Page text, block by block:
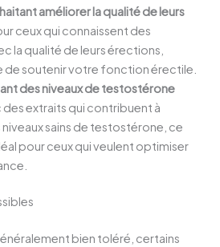
améliorer la qualité de leurs
ceux qui connaissent des
la qualité de leurs érections,
soutenir votre fonction érectile.
des niveaux de testostérone
des extraits qui contribuent à
niveaux sains de testostérone, ce
pour ceux qui veulent optimiser
bien toléré, certains